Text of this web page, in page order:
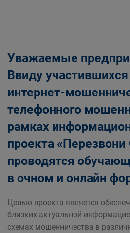
Уважаемые
Ввиду
интернет-
телефонного
рамках
проекта
проводятся
в очном и онлайн
Целью проекта является
близких актуальной
схемах мошенничества в